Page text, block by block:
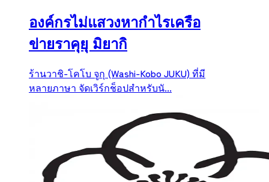
องค์กรไม่แสวงหากำไรเครือ
ข่ายราคุยุ มิยากิ
ร้านวาชิ-โคโบ จูกุ (Washi-Kobo JUKU) ที่มี
หลายภาษา จัดเวิร์กช็อปสำหรับนั...